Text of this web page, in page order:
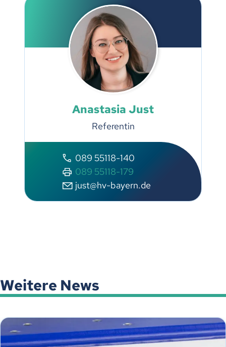
Anastasia Just
Referentin
089 55118-140
089 55118-179
just@hv-bayern.de
Weitere News